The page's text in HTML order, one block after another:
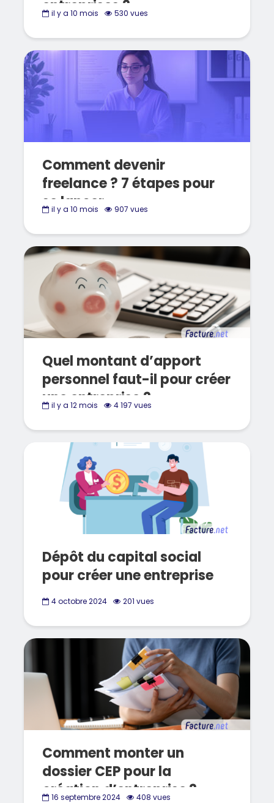
entreprises ?
il y a 10 mois 530 vues
Comment devenir
freelance ? 7 étapes pour
se lancer
il y a 10 mois 907 vues
Quel montant d’apport
personnel faut-il pour créer
une entreprise ?
il y a 12 mois 4 197 vues
Dépôt du capital social
pour créer une entreprise
4 octobre 2024 201 vues
Comment monter un
dossier CEP pour la
création d’entreprise ?
16 septembre 2024 408 vues